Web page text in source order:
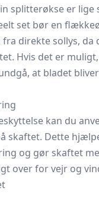
splitterøkse er lige
set bør en
direkte sollys, da
Hvis det er
at bladet
kan du
skaftet. Dette
og gør skaftet
over for vejr og